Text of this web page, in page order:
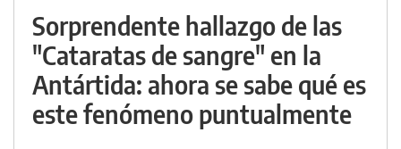
Sorprendente hallazgo de las
"Cataratas de sangre" en la
Antártida: ahora se sabe qué es
este fenómeno puntualmente